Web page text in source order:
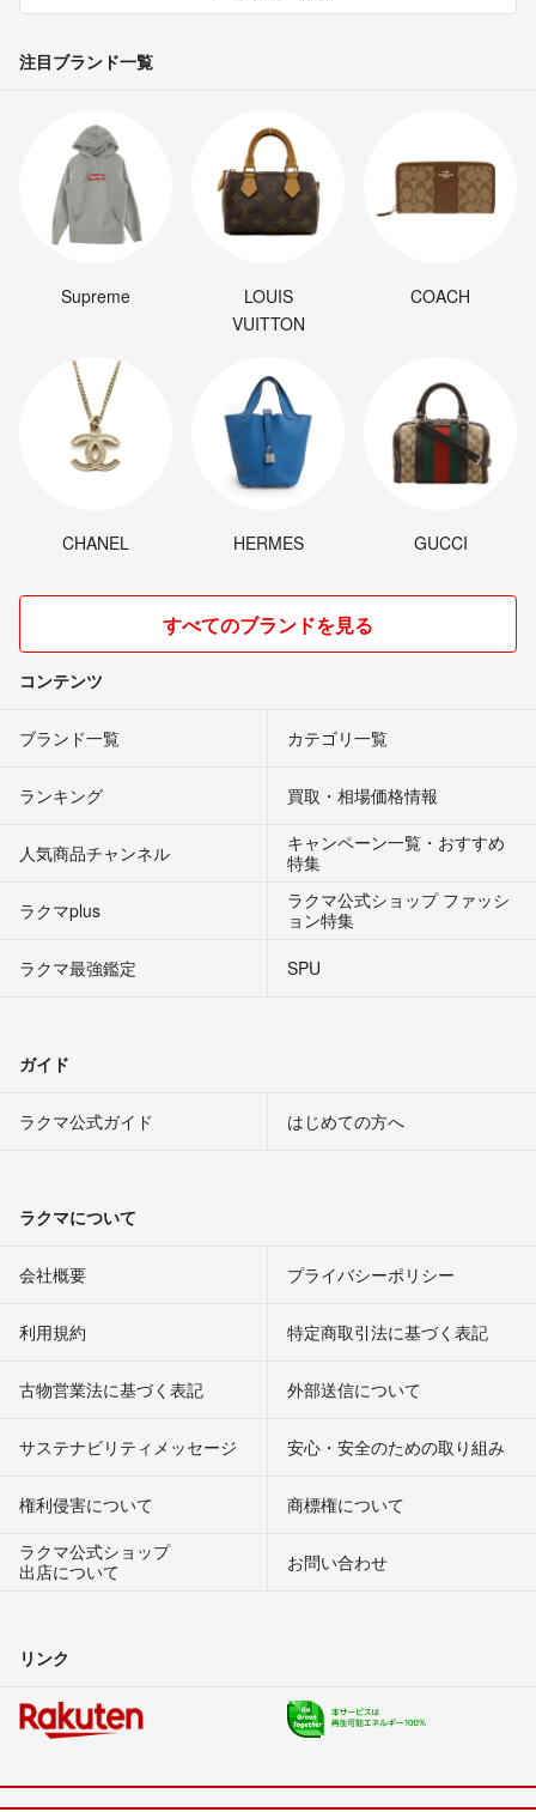
注目ブランド一覧
Supreme
LOUIS
VUITTON
COACH
CHANEL HERMES GUCCI
すべてのブランドを見る
コンテンツ
ブランド一覧 カテゴリ一覧
ランキング 買取・相場価格情報
人気商品チャンネル
キャンペーン一覧・おすすめ
特集
ラクマplus
ラクマ公式ショップ ファッシ
ョン特集
ラクマ最強鑑定
SPU
ガイド
ラクマ公式ガイド はじめての方へ
ラクマについて
会社概要 プライバシーポリシー
利用規約 特定商取引法に基づく表記
古物営業法に基づく表記 外部送信について
サステナビリティメッセージ 安心・安全のための取り組み
権利侵害について
商標権について
ラクマ公式ショップ
出店について
お問い合わせ
リンク